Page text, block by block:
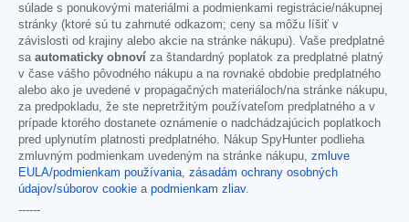
súlade s ponukovými materiálmi a podmienkami registrácie/nákupnej
stránky (ktoré sú tu zahrnuté odkazom; ceny sa môžu líšiť v
závislosti od krajiny alebo akcie na stránke nákupu). Vaše predplatné
sa automaticky obnoví za štandardný poplatok za predplatné platný
v čase vášho pôvodného nákupu a na rovnaké obdobie predplatného
alebo ako je uvedené v propagačných materiáloch/na stránke nákupu,
za predpokladu, že ste nepretržitým používateľom predplatného a v
prípade ktorého dostanete oznámenie o nadchádzajúcich poplatkoch
pred uplynutím platnosti predplatného. Nákup SpyHunter podlieha
zmluvným podmienkam uvedeným na stránke nákupu, zmluve
EULA/podmienkam používania, zásadám ochrany osobných
údajov/súborov cookie a podmienkam zliav.
------